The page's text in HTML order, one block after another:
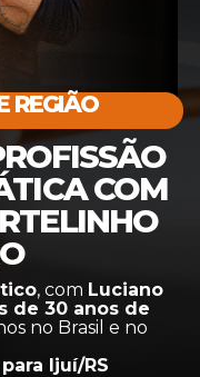
REGIÃO
COM
, com Luciano
de 30 anos de
no Brasil e no
Ijuí/RS